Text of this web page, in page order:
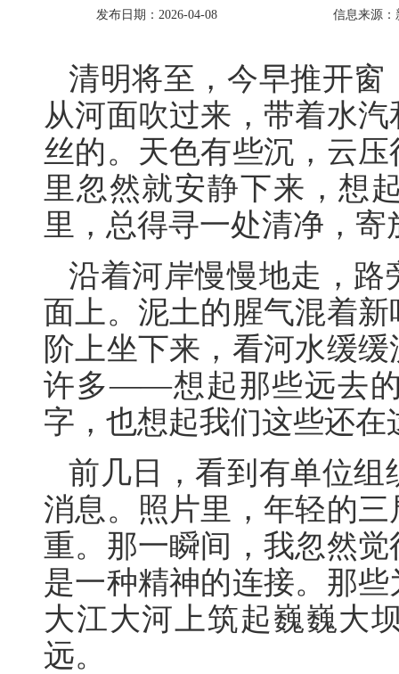
发布日期：2026-04-08 信息来源：
清明将至，今早推开
从河面吹过来，带着水
丝的。天色有些沉，云
里忽然就安静下来，想
里，总得寻一处清净，
沿着河岸慢慢地走，
面上。泥土的腥气混着
阶上坐下来，看河水缓
许多——想起那些远去
字，也想起我们这些还
前几日，看到有单位
消息。照片里，年轻的
重。那一瞬间，我忽然
是一种精神的连接。那
大江大河上筑起巍巍大
远。